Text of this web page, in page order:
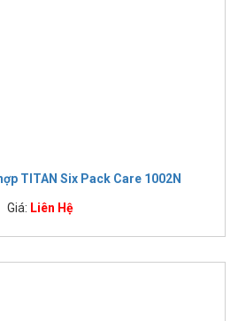
TITAN Six Pack Care 1002N
Giá: Liên Hệ